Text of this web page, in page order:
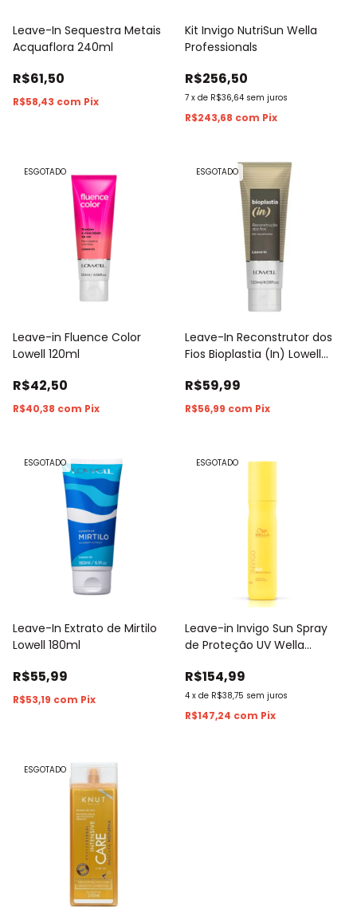
Leave-In Sequestra Metais
Acquaflora 240ml
R$61,50
R$58,43 com Pix
Kit Invigo NutriSun Wella
Professionals
R$256,50
7 x de R$36,64 sem juros
R$243,68 com Pix
ESGOTADO
Leave-in Fluence Color
Lowell 120ml
R$42,50
R$40,38 com Pix
ESGOTADO
Leave-In Reconstrutor dos
Fios Bioplastia (In) Lowell
R$59,99
R$56,99 com Pix
ESGOTADO
Leave-In Extrato de Mirtilo
Lowell 180ml
R$55,99
R$53,19 com Pix
ESGOTADO
Leave-in Invigo Sun Spray
de Proteção UV Wella
R$154,99
4 x de R$38,75 sem juros
R$147,24 com Pix
ESGOTADO